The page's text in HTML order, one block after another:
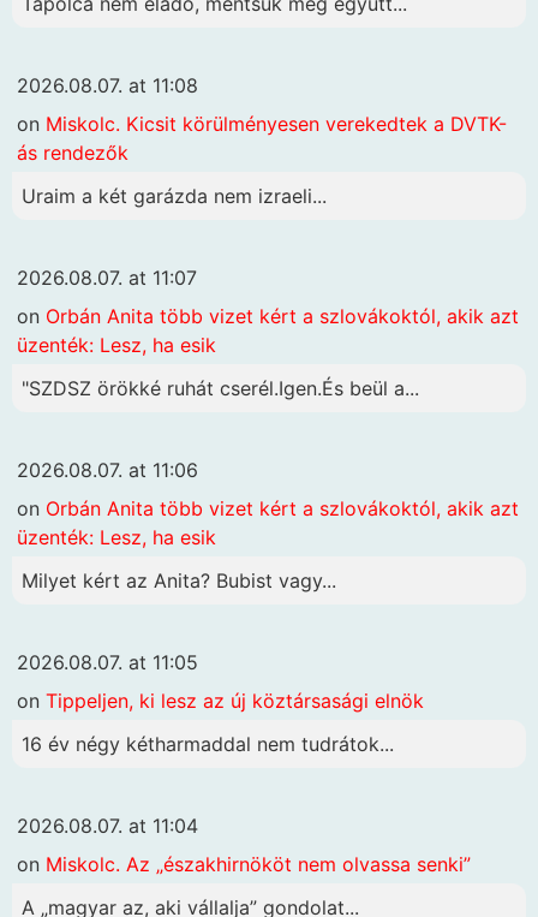
2026.08.07. at 11:08
on Miskolc. Kicsit körülményesen verekedtek a DVTK-
ás rendezők
Uraim a két garázda nem izraeli...
2026.08.07. at 11:07
on Orbán Anita több vizet kért a szlovákoktól, akik azt
üzenték: Lesz, ha esik
"SZDSZ örökké ruhát cserél.Igen.És beül a...
2026.08.07. at 11:06
on Orbán Anita több vizet kért a szlovákoktól, akik azt
üzenték: Lesz, ha esik
Milyet kért az Anita? Bubist vagy...
2026.08.07. at 11:05
on Tippeljen, ki lesz az új köztársasági elnök
16 év négy kétharmaddal nem tudrátok...
2026.08.07. at 11:04
on Miskolc. Az „északhirnököt nem olvassa senki”
A „magyar az, aki vállalja” gondolat...